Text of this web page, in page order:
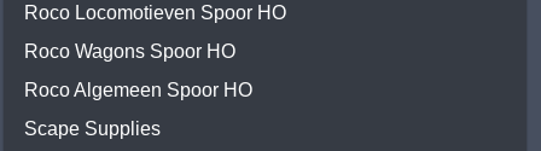
Roco Locomotieven Spoor HO
Roco Wagons Spoor HO
Roco Algemeen Spoor HO
Scape Supplies